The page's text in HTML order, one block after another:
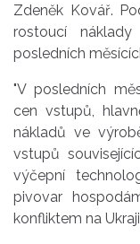
Zdeněk Kovář.
rostoucí
posledních
"V posledních
cen vstupů,
nákladů ve
vstupů
výčepní
pivovar
konfliktem na